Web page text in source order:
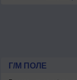
Г/М ПОЛЕ